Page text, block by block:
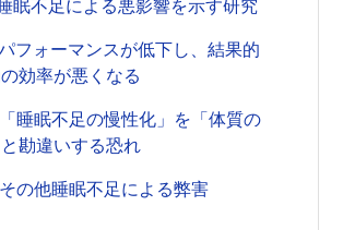
眠不足による悪影響を示す研究
フォーマンスが低下し、結果的
効率が悪くなる
睡眠不足の慢性化」を「体質の
勘違いする恐れ
の他睡眠不足による弊害